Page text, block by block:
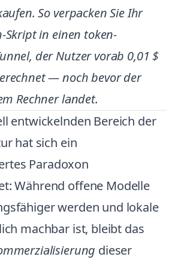
So verpacken Sie Ihr
Skript in einen token-
der Nutzer vorab 0,01 $
— noch bevor der
Rechner landet.
entwickelnden Bereich der
hat sich ein
Paradoxon
Während offene Modelle
werden und lokale
machbar ist, bleibt das
dieser